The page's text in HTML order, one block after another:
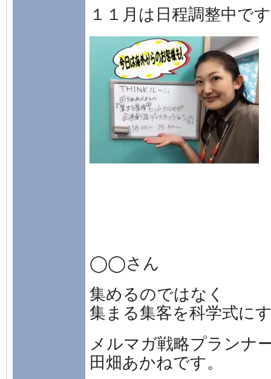
１１月は日程調整中で
◯◯さん
集めるのではなく
集まる集客を科学式に
メルマガ戦略プランナ
田畑あかねです。